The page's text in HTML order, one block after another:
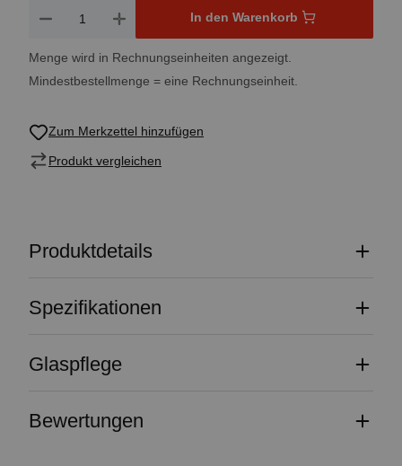
Produkt Anzahl: Gib den gewünschten Wert ein oder
In den Warenkorb
Menge wird in Rechnungseinheiten angezeigt.
Mindestbestellmenge = eine Rechnungseinheit.
Zum Merkzettel hinzufügen
Produkt vergleichen
Produktdetails
Spezifikationen
Glaspflege
Bewertungen